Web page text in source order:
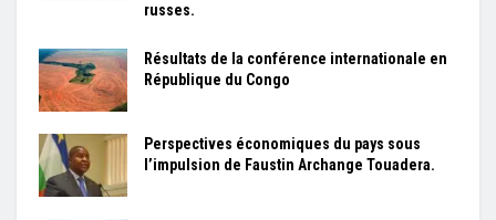
russes.
Résultats de la conférence internationale en
République du Congo
Perspectives économiques du pays sous
l’impulsion de Faustin Archange Touadera.